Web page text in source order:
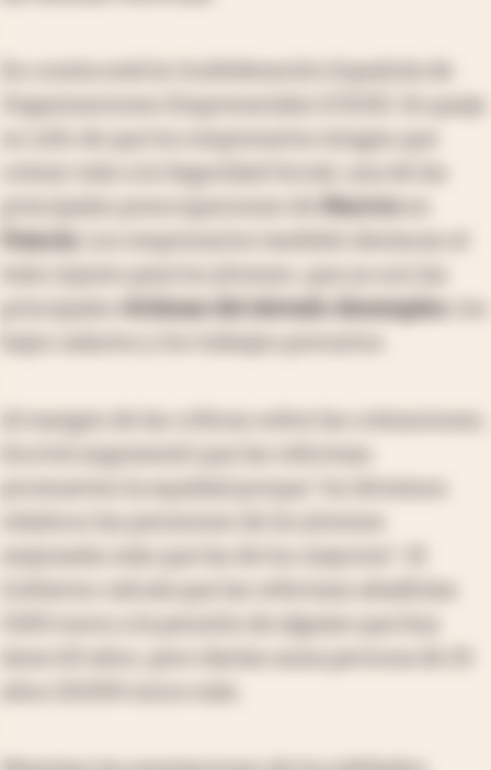
Organizaciones Empresariales (CEOE). Se queja
no sólo de que los empresarios tengan que
cotizar más a la Seguridad Social, una de las
Macron
Francia
víctimas del elevado desempleo
Al margen de las críticas sobre las cotizaciones,